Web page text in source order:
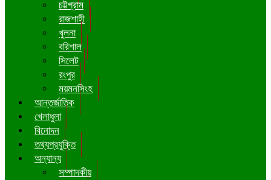
চট্টগ্রাম
রাজশাহী
খুলনা
বরিশাল
সিলেট
রংপুর
ময়মনসিংহ
আন্তর্জাতিক
খেলাধুলা
বিনোদন
তথ্যপ্রযুক্তি
অন্যান্য
সম্পাদকীয়